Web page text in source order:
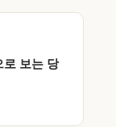
로 보는 당